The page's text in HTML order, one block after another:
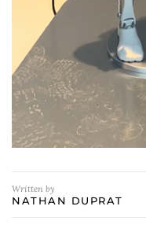
Written by
NATHAN DUPRAT